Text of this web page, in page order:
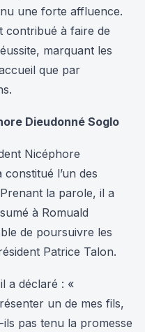
une forte affluence.
contribué à faire de
marquant les
que par
Dieudonné Soglo
Nicéphore
l’un des
la parole, il a
à Romuald
de poursuivre les
Patrice Talon.
a déclaré : «
un de mes fils,
pas tenu la promesse